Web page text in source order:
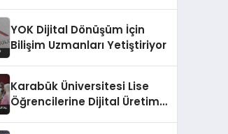
YOK Dijital Dönüşüm İçin
Bilişim Uzmanları Yetiştiriyor
Karabük Üniversitesi Lise
Öğrencilerine Dijital Üretim